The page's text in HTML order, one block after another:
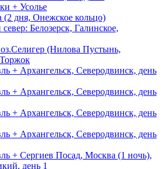
+ Усолье
(2 дня, Онежское кольцо)
Белозерск, Галинское,
(Нилова Пустынь,
+ Архангельск, Северодвинск, день
+ Архангельск, Северодвинск, день
+ Архангельск, Северодвинск, день
+ Архангельск, Северодвинск, день
+ Сергиев Посад, Москва (1 ночь),
день 1